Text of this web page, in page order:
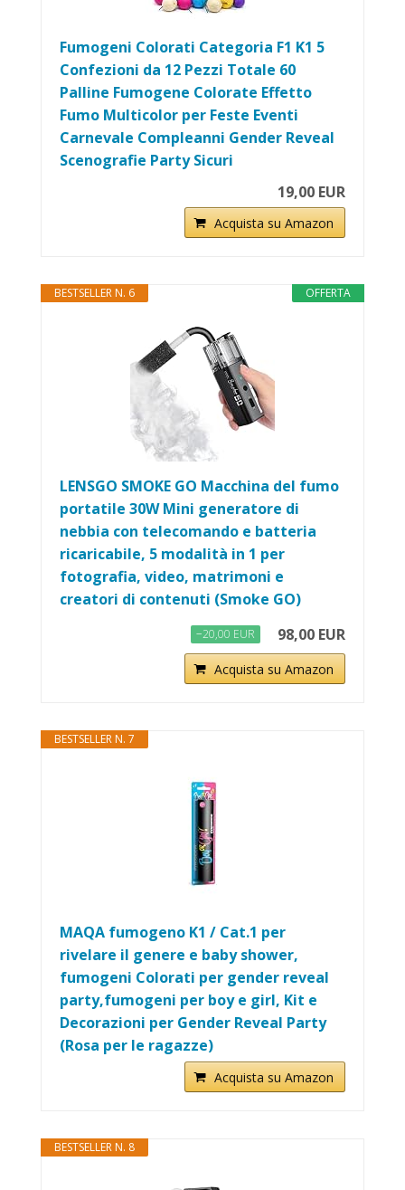
Fumogeni Colorati Categoria F1 K1 5
Confezioni da 12 Pezzi Totale 60
Palline Fumogene Colorate Effetto
Fumo Multicolor per Feste Eventi
Carnevale Compleanni Gender Reveal
Scenografie Party Sicuri
19,00 EUR
Acquista su Amazon
OFFERTA
BESTSELLER N. 6
LENSGO SMOKE GO Macchina del fumo
portatile 30W Mini generatore di
nebbia con telecomando e batteria
ricaricabile, 5 modalità in 1 per
fotografia, video, matrimoni e
creatori di contenuti (Smoke GO)
−20,00 EUR 98,00 EUR
Acquista su Amazon
BESTSELLER N. 7
MAQA fumogeno K1 / Cat.1 per
rivelare il genere e baby shower,
fumogeni Colorati per gender reveal
party,fumogeni per boy e girl, Kit e
Decorazioni per Gender Reveal Party
(Rosa per le ragazze)
Acquista su Amazon
BESTSELLER N. 8